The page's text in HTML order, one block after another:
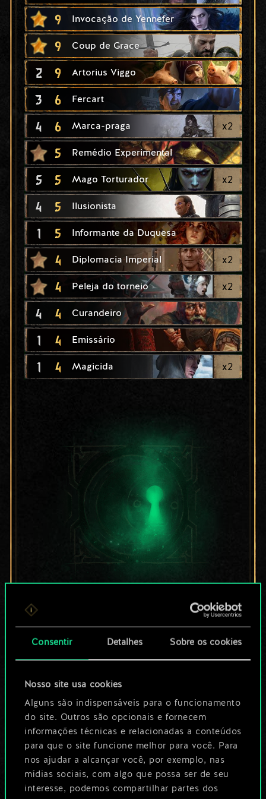
Consentir Detalhes Sobre os cookies
Nosso site usa cookies
Alguns são indispensáveis para o funcionamento
do site. Outros são opcionais e fornecem
informações técnicas e relacionadas a conteúdos
para que o site funcione melhor para você. Para
nos ajudar a alcançar você, por exemplo, nas
mídias sociais, com algo que possa ser de seu
interesse, podemos compartilhar partes dos
9 Invocação de Yennefer
9 Coup de Grace
2 9 Artorius Viggo
3 6 Fercart
4 6 Marca-praga x2
5 Remédio Experimental
5 5 Mago Torturador x2
4 5 Ilusionista
1 5 Informante da Duquesa
4 Diplomacia Imperial x2
4 Peleja do torneio x2
4 4 Curandeiro
1 4 Emissário
1 4 Magicida x2
Por enquanto, isto é
apenas um conjunto
compartilhado.
No entanto, dá para
ser muito mais!
Dê um nome para este baralho e crie
um guia